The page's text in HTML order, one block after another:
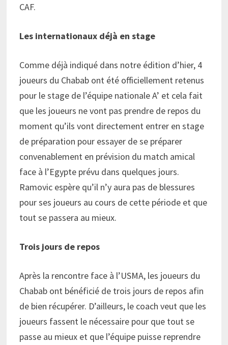
CAF.
Les internationaux déjà en stage
Comme déjà indiqué dans notre édition d’hier, 4
joueurs du Chabab ont été officiellement retenus
pour le stage de l’équipe nationale A’ et cela fait
que les joueurs ne vont pas prendre de repos du
moment qu’ils vont directement entrer en stage
de préparation pour essayer de se préparer
convenablement en prévision du match amical
face à l’Egypte prévu dans quelques jours.
Ramovic espère qu’il n’y aura pas de blessures
pour ses joueurs au cours de cette période et que
tout se passera au mieux.
Trois jours de repos
Après la rencontre face à l’USMA, les joueurs du
Chabab ont bénéficié de trois jours de repos afin
de bien récupérer. D’ailleurs, le coach veut que les
joueurs fassent le nécessaire pour que tout se
passe au mieux et que l’équipe puisse reprendre